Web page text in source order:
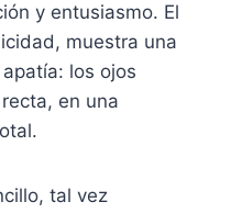
y entusiasmo. El
muestra una
los ojos
en una
tal vez